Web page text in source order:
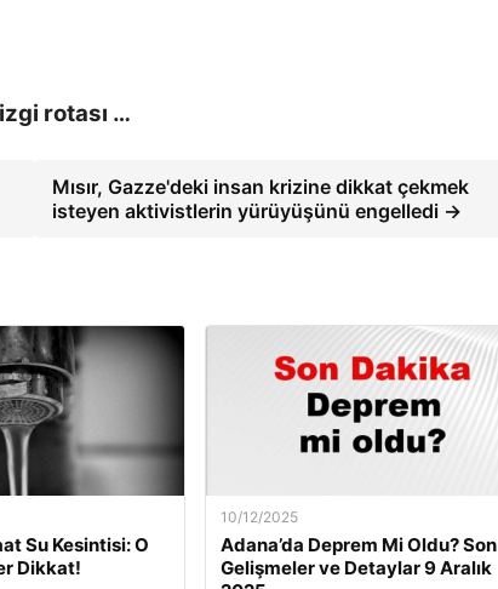
rotası …
Mısır, Gazze'deki insan krizine dikkat çekmek
isteyen aktivistlerin yürüyüşünü engelledi →
Su Kesintisi: O
Dikkat!
10/12/2025
Adana’da Deprem Mi Oldu? Son
Gelişmeler ve Detaylar 9 Aralık